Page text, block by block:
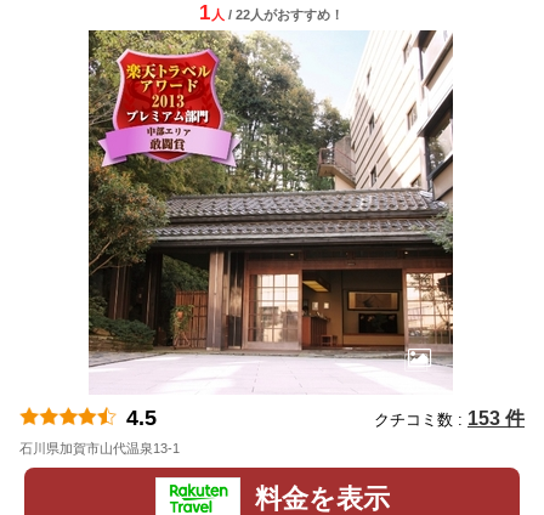
1 人 / 22人がおすすめ！
4.5 クチコミ数 : 153 件
石川県加賀市山代温泉13-1
料金を表示